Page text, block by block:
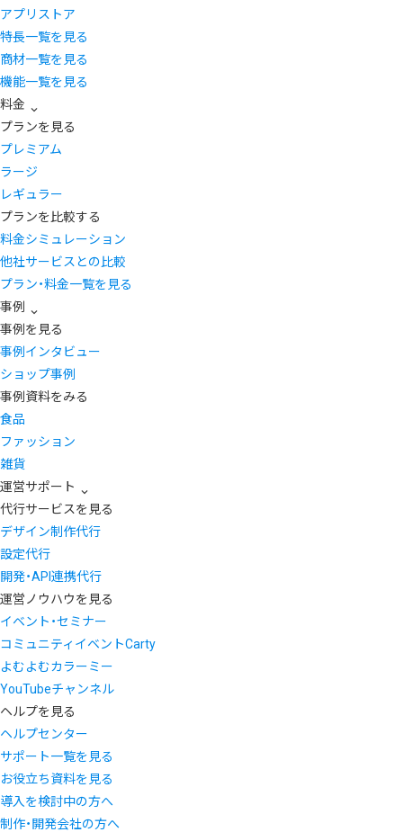
アプリストア
特長一覧を見る
商材一覧を見る
機能一覧を見る
料金
プランを見る
プレミアム
ラージ
レギュラー
プランを比較する
料金シミュレーション
他社サービスとの比較
プラン・料金一覧を見る
事例
事例を見る
事例インタビュー
ショップ事例
事例資料をみる
食品
ファッション
雑貨
運営サポート
代行サービスを見る
デザイン制作代行
設定代行
開発・API連携代行
運営ノウハウを見る
イベント・セミナー
コミュニティイベントCarty
よむよむカラーミー
YouTubeチャンネル
ヘルプを見る
ヘルプセンター
サポート一覧を見る
お役立ち資料を見る
導入を検討中の方へ
制作・開発会社の方へ